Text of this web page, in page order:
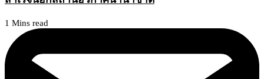
1 Mins read